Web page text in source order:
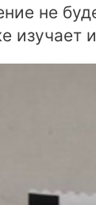
не
изучает